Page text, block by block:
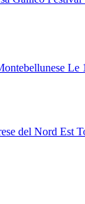
Le
del Nord Est